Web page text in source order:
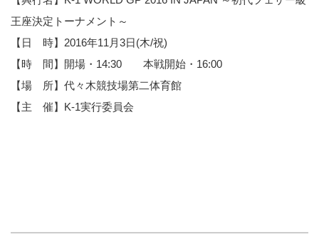
王座決定トーナメント～
【日 時】2016年11月3日(木/祝)
【時 間】開場・14:30 本戦開始・16:00
【場 所】代々木競技場第二体育館
【主 催】K-1実行委員会